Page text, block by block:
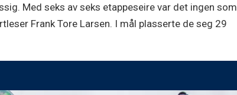
Med seks av seks etappeseire var det ingen som
Frank Tore Larsen. I mål plasserte de seg 29